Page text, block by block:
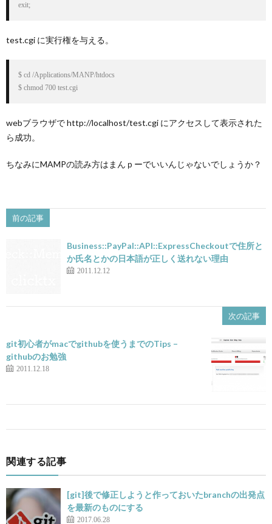
exit;
test.cgi に実行権を与える。
$ cd /Applications/MANP/htdocs
$ chmod 700 test.cgi
webブラウザで http://localhost/test.cgi にアクセスして表示された
ら成功。
ちなみにMAMPの読み方はまんｐーでいいんじゃないでしょうか？
前の記事
Business::PayPal::API::ExpressCheckoutで住所と
か氏名とかの日本語が正しく送れない理由
2011.12.12
次の記事
git初心者がmacでgithubを使うまでのTips –
githubのお勉強
2011.12.18
関連する記事
[git]後で修正しようと作っておいたbranchの出発点
を最新のものにする
2017.06.28